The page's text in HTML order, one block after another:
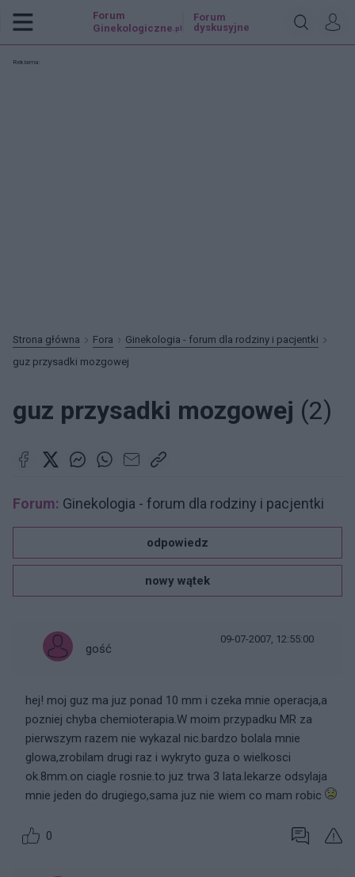
Forum
Ginekologiczne .pl
Forum
dyskusyjne
Reklama:
Strona główna Fora
Ginekologia - forum dla rodziny i pacjentki
guz przysadki mozgowej
guz przysadki mozgowej (2)
Forum: Ginekologia - forum dla rodziny i pacjentki
odpowiedz
nowy wątek
gość
09-07-2007, 12:55:00
hej! moj guz ma juz ponad 10 mm i czeka mnie operacja,a
pozniej chyba chemioterapia.W moim przypadku MR za
pierwszym razem nie wykazal nic.bardzo bolala mnie
glowa,zrobilam drugi raz i wykryto guza o wielkosci
ok.8mm.on ciagle rosnie.to juz trwa 3 lata.lekarze odsylaja
mnie jeden do drugiego,sama juz nie wiem co mam robic
0